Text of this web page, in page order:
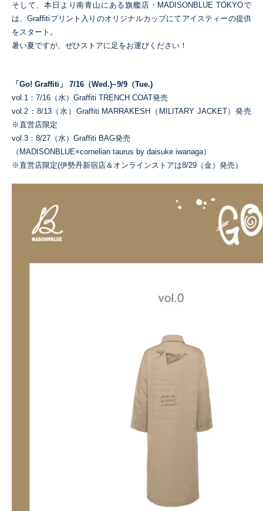
そして、本日より南青山にある旗艦店・MADISONBLUE TOKYOで
は、Graffiti プリント入りのオリジナルカップにてアイスティーの提供
をスタート。​
暑い夏ですが、ぜひストアに足をお運びください！​
「Go! Graffiti」 7/16（Wed.)~9/9（Tue.)
vol.1：7/16（水）Graffiti TRENCH COAT発売​
vol.2：8/13（水）Graffiti MARRAKESH（MILITARY JACKET）発売
※直営店限定​
vol.3：8/27（水）Graffiti BAG発売
（MADISONBLUE×cornelian taurus by daisuke iwanaga）
※直営店限定(伊勢丹新宿店＆オンラインストアは8/29（金）発売）​